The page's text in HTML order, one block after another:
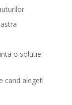
o solutie
cand alegeti